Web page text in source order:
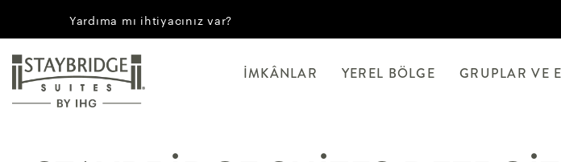
Yardıma mı ihtiyacınız var?
İMKÂNLAR YEREL BÖLGE GRUPLAR VE